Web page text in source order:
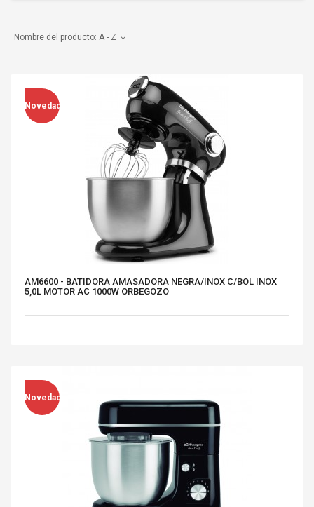
Nombre del producto: A - Z
Novedad
AM6600 - BATIDORA AMASADORA NEGRA/INOX C/BOL INOX
5,0L MOTOR AC 1000W ORBEGOZO
Novedad